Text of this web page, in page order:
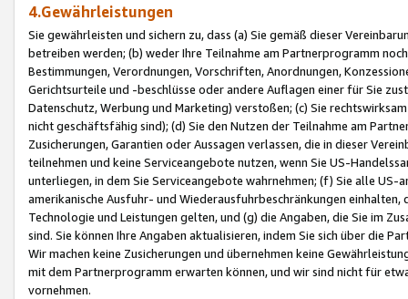
4.Gewährleistungen
Sie gewährleisten und sichern zu, dass (a) Sie gemäß dieser
betreiben werden; (b) weder Ihre Teilnahme am Partnerprogramm
Bestimmungen, Verordnungen, Vorschriften, Anordnungen,
Gerichtsurteile und -beschlüsse oder andere Auflagen einer für Sie
Datenschutz, Werbung und Marketing) verstoßen; (c) Sie
nicht geschäftsfähig sind); (d) Sie den Nutzen der Teilnahme am
Zusicherungen, Garantien oder Aussagen verlassen, die in dieser
teilnehmen und keine Serviceangebote nutzen, wenn Sie US-
unterliegen, in dem Sie Serviceangebote wahrnehmen; (f) Sie alle
amerikanische Ausfuhr- und Wiederausfuhrbeschränkungen
Technologie und Leistungen gelten, und (g) die Angaben, die Sie im
sind. Sie können Ihre Angaben aktualisieren, indem Sie sich über die
Wir machen keine Zusicherungen und übernehmen keine
mit dem Partnerprogramm erwarten können, und wir sind nicht für
vornehmen.